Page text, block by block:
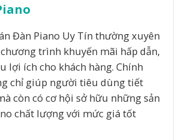
Đàn Piano Uy Tín thường xuyên
trình khuyến mãi hấp dẫn,
lợi ích cho khách hàng. Chính
chỉ giúp người tiêu dùng tiết
còn có cơ hội sở hữu những sản
chất lượng với mức giá tốt